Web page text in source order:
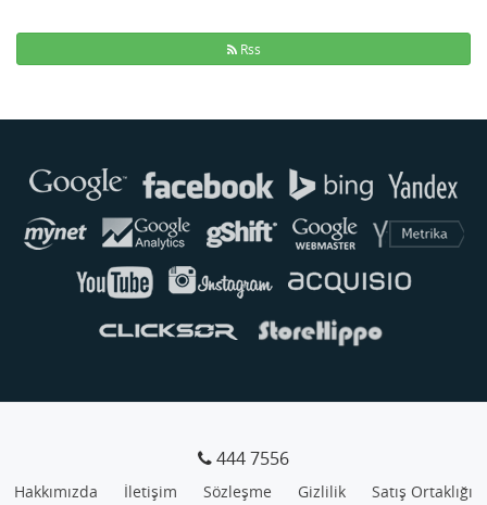
Rss
444 7556
Hakkımızda İletişim Sözleşme Gizlilik Satış Ortaklığı
Genellikle anında yanıt verir